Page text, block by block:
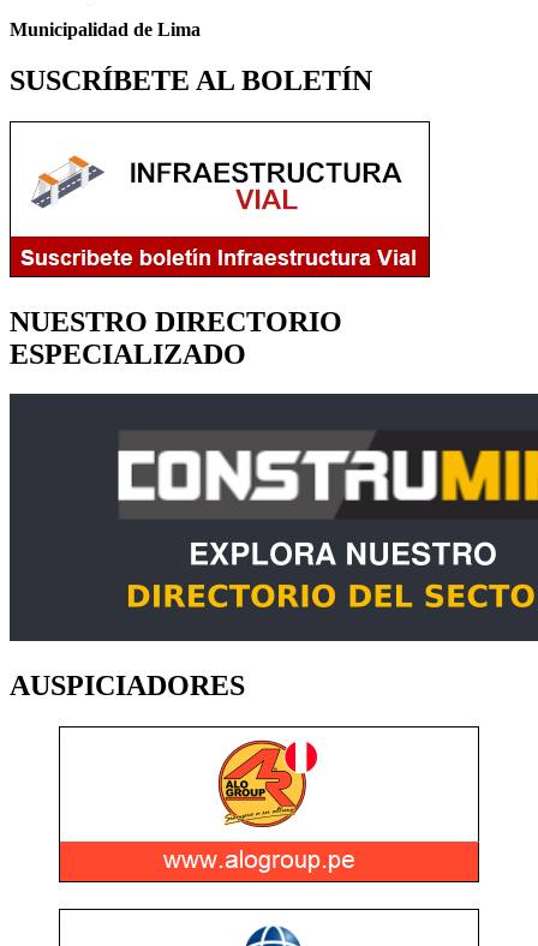
Municipalidad de Lima
SUSCRÍBETE AL BOLETÍN
NUESTRO DIRECTORIO
ESPECIALIZADO
AUSPICIADORES